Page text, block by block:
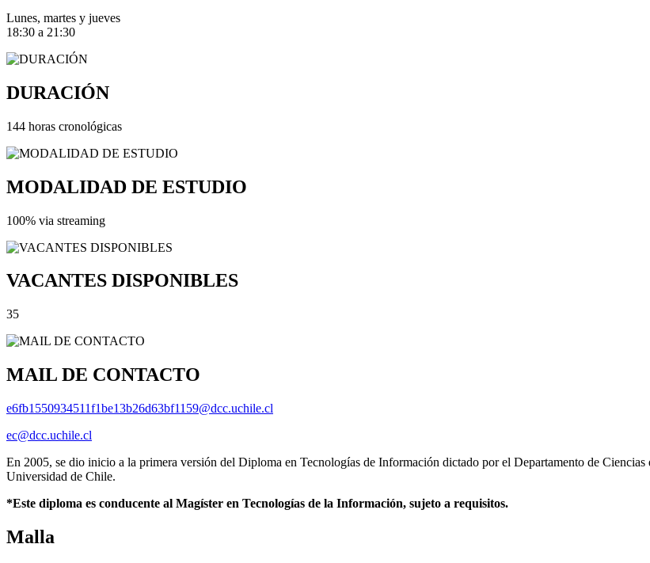
Lunes, martes y jueves
18:30 a 21:30
DURACIÓN
144 horas cronológicas
MODALIDAD DE ESTUDIO
100% via streaming
VACANTES DISPONIBLES
35
MAIL DE CONTACTO
e6fb1550934511f1be13b26d63bf1159@dcc.uchile.cl
ec@dcc.uchile.cl
En 2005, se dio inicio a la primera versión del Diploma en Tecnologías de Información dictado por el Departamento de
Universidad de Chile.
*Este diploma es conducente al Magíster en Tecnologías de la Información, sujeto a requisitos.
Malla